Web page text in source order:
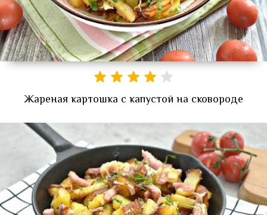
Жареная картошка с капустой на сковороде